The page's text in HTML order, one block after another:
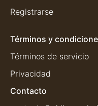
Registrarse
Términos y
Términos de servicio
Privacidad
Contacto